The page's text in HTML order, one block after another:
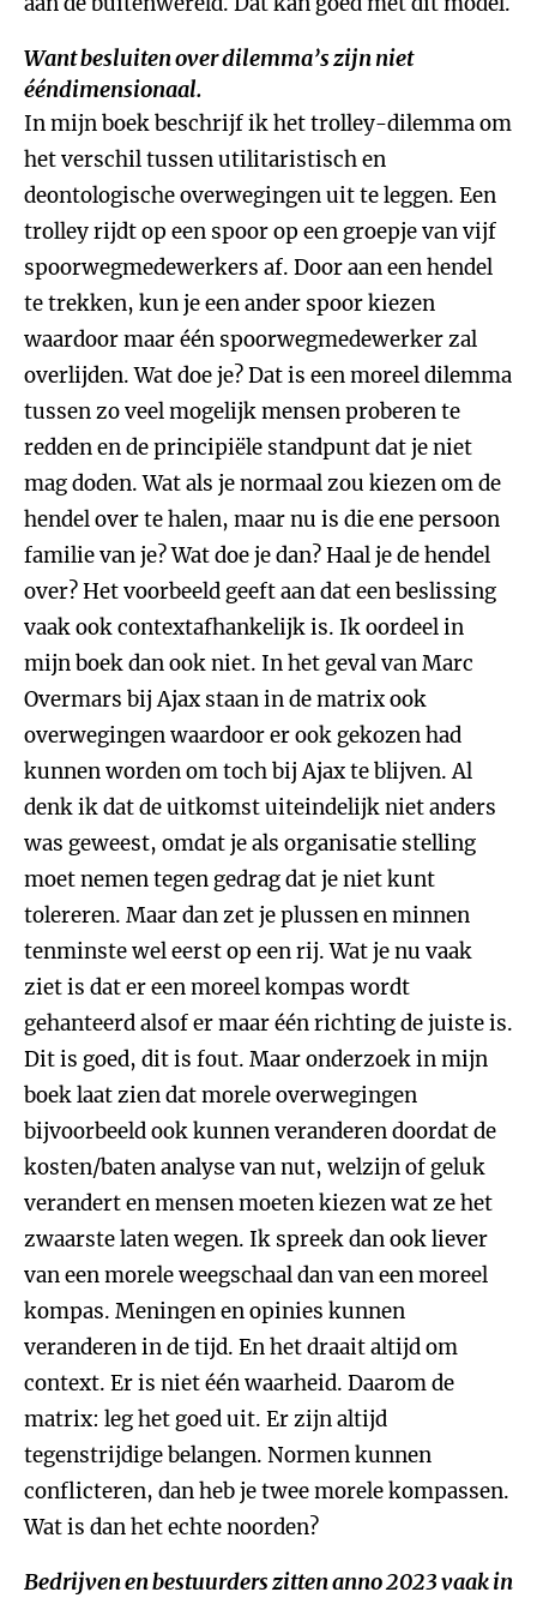
Want besluiten over dilemma’s zijn niet
ééndimensionaal.
In mijn boek beschrijf ik het trolley-dilemma om
het verschil tussen utilitaristisch en
deontologische overwegingen uit te leggen. Een
trolley rijdt op een spoor op een groepje van vijf
spoorwegmedewerkers af. Door aan een hendel
te trekken, kun je een ander spoor kiezen
waardoor maar één spoorwegmedewerker zal
overlijden. Wat doe je? Dat is een moreel dilemma
tussen zo veel mogelijk mensen proberen te
redden en de principiële standpunt dat je niet
mag doden. Wat als je normaal zou kiezen om de
hendel over te halen, maar nu is die ene persoon
familie van je? Wat doe je dan? Haal je de hendel
over? Het voorbeeld geeft aan dat een beslissing
vaak ook contextafhankelijk is. Ik oordeel in
mijn boek dan ook niet. In het geval van Marc
Overmars bij Ajax staan in de matrix ook
overwegingen waardoor er ook gekozen had
kunnen worden om toch bij Ajax te blijven. Al
denk ik dat de uitkomst uiteindelijk niet anders
was geweest, omdat je als organisatie stelling
moet nemen tegen gedrag dat je niet kunt
tolereren. Maar dan zet je plussen en minnen
tenminste wel eerst op een rij. Wat je nu vaak
ziet is dat er een moreel kompas wordt
gehanteerd alsof er maar één richting de juiste is.
Dit is goed, dit is fout. Maar onderzoek in mijn
boek laat zien dat morele overwegingen
bijvoorbeeld ook kunnen veranderen doordat de
kosten/baten analyse van nut, welzijn of geluk
verandert en mensen moeten kiezen wat ze het
zwaarste laten wegen. Ik spreek dan ook liever
van een morele weegschaal dan van een moreel
kompas. Meningen en opinies kunnen
veranderen in de tijd. En het draait altijd om
context. Er is niet één waarheid. Daarom de
matrix: leg het goed uit. Er zijn altijd
tegenstrijdige belangen. Normen kunnen
conflicteren, dan heb je twee morele kompassen.
Wat is dan het echte noorden?
Bedrijven en bestuurders zitten anno 2023 vaak in